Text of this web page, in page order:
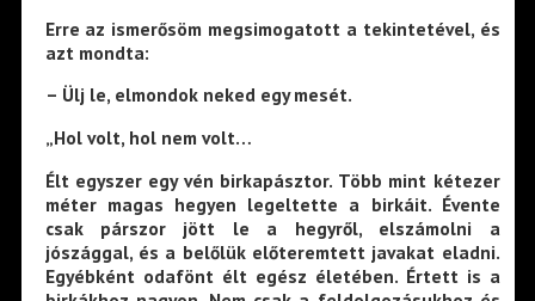
Erre az ismerősöm megsimogatott a tekintetével, és
azt mondta:
– Ülj le, elmondok neked egy mesét.
„Hol volt, hol nem volt…
Élt egyszer egy vén birkapásztor. Több mint kétezer
méter magas hegyen legeltette a birkáit. Évente
csak párszor jött le a hegyről, elszámolni a
jószággal, és a belőlük előteremtett javakat eladni.
Egyébként odafönt élt egész életében. Értett is a